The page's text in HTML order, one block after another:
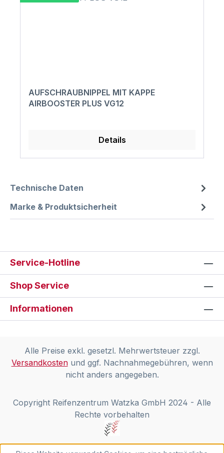
AUFSCHRAUBNIPPEL MIT KAPPE
AIRBOOSTER PLUS VG12
Details
Technische Daten
Marke & Produktsicherheit
Service-Hotline
Shop Service
Informationen
Alle Preise exkl. gesetzl. Mehrwertsteuer zzgl.
Versandkostenund ggf. Nachnahmegebühren, wenn
nicht anders angegeben.
Copyright Reifenzentrum Watzka GmbH 2024 - Alle
Rechte vorbehalten